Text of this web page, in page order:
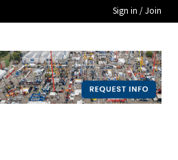
Sign in / Join